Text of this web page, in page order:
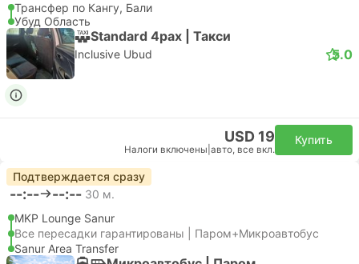
Трансфер по Кангу, Бали
Убуд Область
Standard 4pax | Такси
Inclusive Ubud 5.0
USD 19
Налоги включены авто, все вкл.
Купить
Подтверждается сразу
--:-- --:-- 30 м.
MKP Lounge Sanur
Все пересадки гарантированы | Паром+Микроавтобус
Sanur Area Transfer